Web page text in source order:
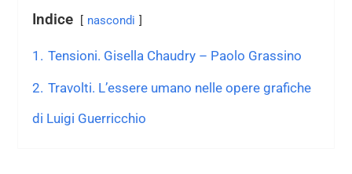
Indice nascondi
1. Tensioni. Gisella Chaudry – Paolo Grassino
2. Travolti. L’essere umano nelle opere grafiche
di Luigi Guerricchio